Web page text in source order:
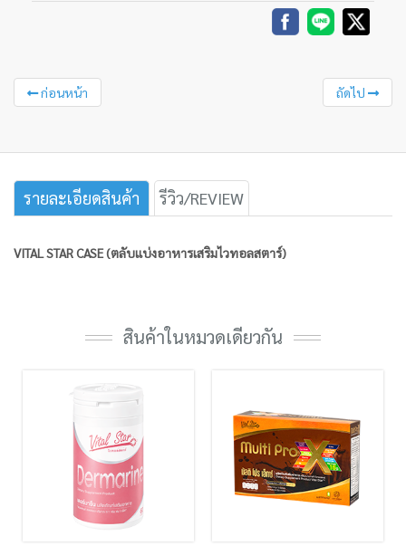
ก่อนหน้า ถัดไป
รายละเอียดสินค้า รีวิว/REVIEW
VITAL STAR CASE (ตลับแบ่งอาหารเสริมไวทอลสตาร์)
สินค้าในหมวดเดียวกัน